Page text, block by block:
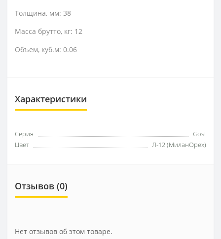
Толщина, мм: 38
Масса брутто, кг: 12
Объем, куб.м: 0.06
Характеристики
Серия
Gost
Цвет
Л-12 (МиланОрех)
Отзывов (0)
Нет отзывов об этом товаре.